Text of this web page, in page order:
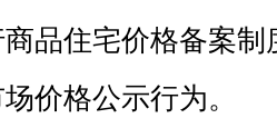
品住宅价格备案制
价格公示行为。